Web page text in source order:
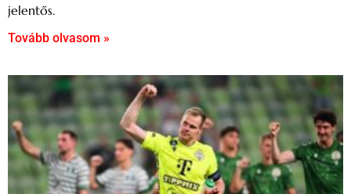
jelentős.
Tovább olvasom »